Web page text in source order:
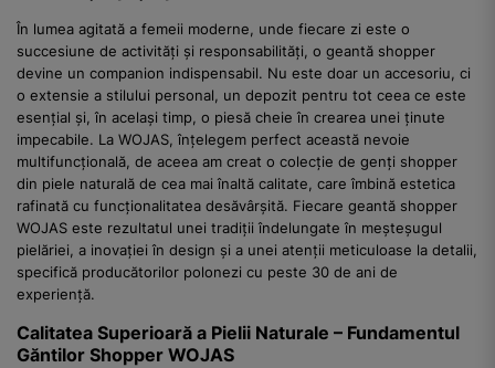
În lumea agitată a femeii moderne, unde fiecare zi este o
succesiune de activități și responsabilități, o geantă shopper
devine un companion indispensabil. Nu este doar un accesoriu, ci
o extensie a stilului personal, un depozit pentru tot ceea ce este
esențial și, în același timp, o piesă cheie în crearea unei ținute
impecabile. La WOJAS, înțelegem perfect această nevoie
multifuncțională, de aceea am creat o colecție de genți shopper
din piele naturală de cea mai înaltă calitate, care îmbină estetica
rafinată cu funcționalitatea desăvârșită. Fiecare geantă shopper
WOJAS este rezultatul unei tradiții îndelungate în meșteșugul
pielăriei, a inovației în design și a unei atenții meticuloase la detalii,
specifică producătorilor polonezi cu peste 30 de ani de
experiență.
Calitatea Superioară a Pielii Naturale – Fundamentul
Găntilor Shopper WOJAS